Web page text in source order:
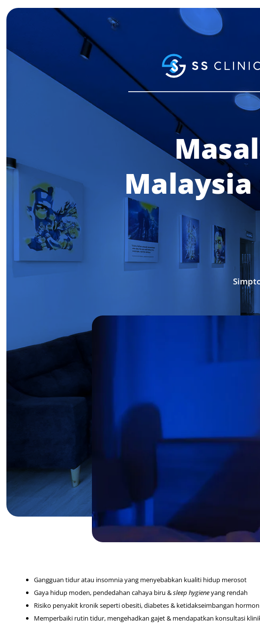
Gangguan tidur atau insomnia yang menyebabkan kualiti hidup merosot
Gaya hidup moden, pendedahan cahaya biru &sleep hygieneyang rendah
Risiko penyakit kronik seperti obesiti, diabetes & ketidakseimbangan hormon
Memperbaiki rutin tidur, mengehadkan gajet & mendapatkan konsultasi